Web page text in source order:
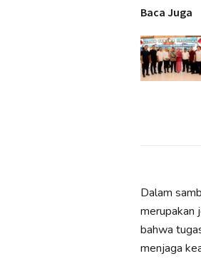
Baca Juga
Dalam
merupakan
bahwa
menjaga